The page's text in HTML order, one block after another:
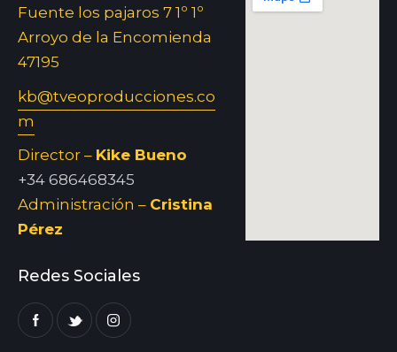
Fuente los pajaros 7 1º 1º
Arroyo de la Encomienda
47195
kb@tveoproducciones.co
m
Director – Kike Bueno
+34 686468345
Administración – Cristina
Pérez
Redes Sociales